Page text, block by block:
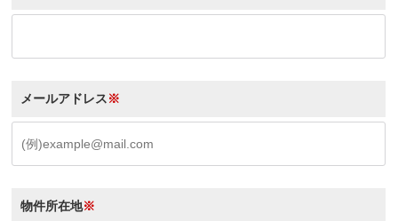
メールアドレス※
物件所在地※